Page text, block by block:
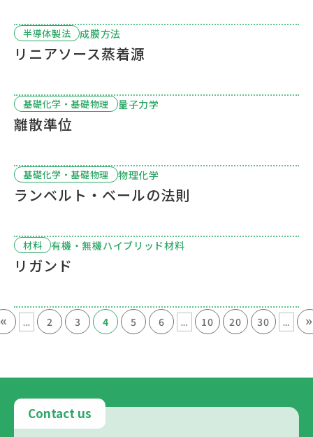
半導体製法 成膜方法
リニアソース蒸着源
基礎化学・基礎物理 量子力学
離散準位
基礎化学・基礎物理 物理化学
ランベルト・ベールの法則
材料 有機・無機ハイブリッド材料
リガンド
« ... 2 3 4 5 6 ... 10 20 30 ... »
Contact us